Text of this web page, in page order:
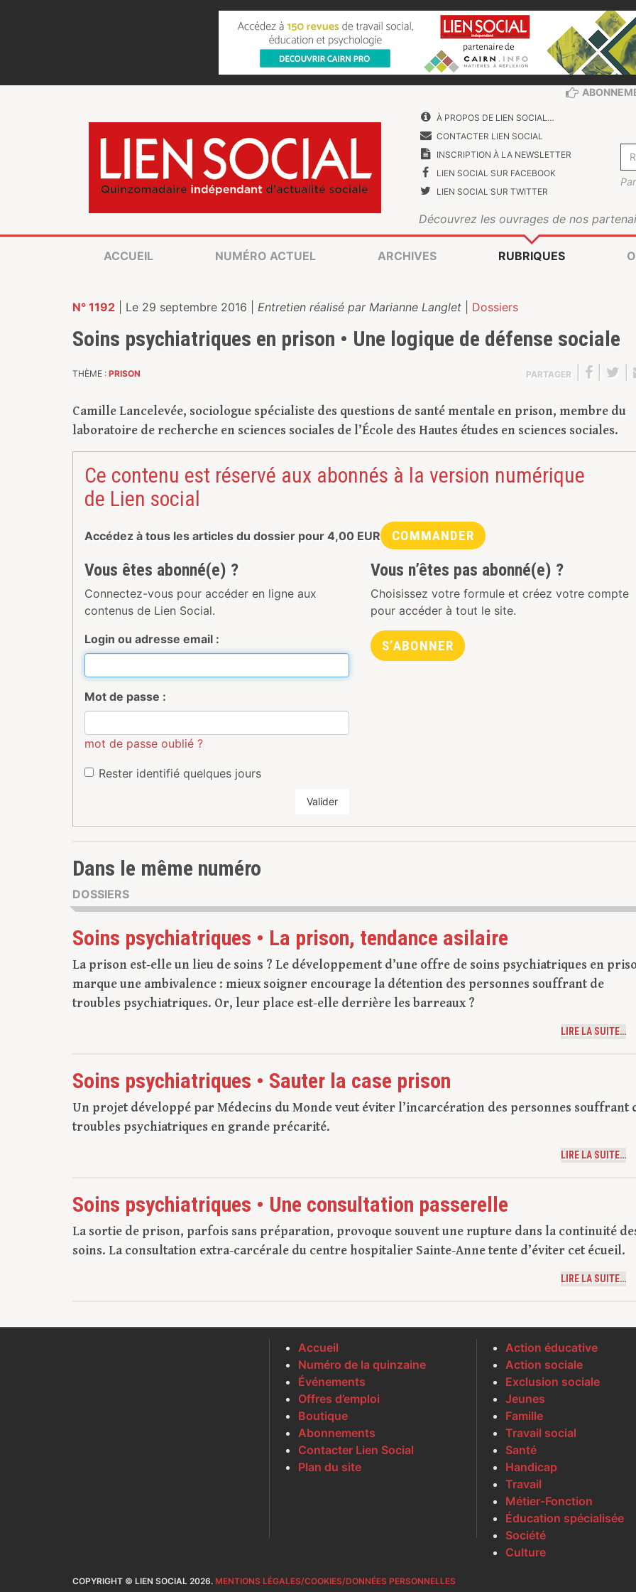
À PROPOS DE LIEN SOCIAL…
CONTACTER LIEN SOCIAL
INSCRIPTION À LA NEWSLETTER
LIEN SOCIAL SUR FACEBOOK
LIEN SOCIAL SUR TWITTER
Découvrez les ouvrages de nos
ACCUEIL NUMÉRO ACTUEL ARCHIVES RUBRIQUES
N° 1192 | Le 29 septembre 2016 | Entretien réalisé par Marianne Langlet Dossiers
Soins psychiatriques en prison • Une logique de défense sociale
THÈME : PRISON PARTAGER
Camille Lancelevée, sociologue spécialiste des questions de santé mentale en prison, membre du
laboratoire de recherche en sciences sociales de l’École des Hautes études en sciences sociales.
Ce contenu est réservé aux abonnés à la version numérique
de Lien social
Accédez à tous les articles du dossier pour 4,00 EUR COMMANDER
Vous êtes abonné(e) ?
Connectez-vous pour accéder en ligne aux
contenus de Lien Social.
Login ou adresse email :
Mot de passe :
mot de passe oublié ?
Rester identifié quelques jours
Valider
Vous n’êtes pas abonné(e) ?
Choisissez votre formule et créez votre compte
pour accéder à tout le site.
S’ABONNER
Dans le même numéro
DOSSIERS
Soins psychiatriques • La prison, tendance asilaire
La prison est-elle un lieu de soins ? Le développement d’une offre de soins psychiatriques en
marque une ambivalence : mieux soigner encourage la détention des personnes souffrant de
troubles psychiatriques. Or, leur place est-elle derrière les barreaux ?
LIRE LA SUITE…
Soins psychiatriques • Sauter la case prison
Un projet développé par Médecins du Monde veut éviter l’incarcération des personnes souffrant
troubles psychiatriques en grande précarité.
LIRE LA SUITE…
Soins psychiatriques • Une consultation passerelle
La sortie de prison, parfois sans préparation, provoque souvent une rupture dans la continuité
soins. La consultation extra-carcérale du centre hospitalier Sainte-Anne tente d’éviter cet écueil.
LIRE LA SUITE…
Accueil
Numéro de la quinzaine
Événements
Offres d’emploi
Boutique
Abonnements
Contacter Lien Social
Plan du site
Action éducative
Action sociale
Exclusion sociale
Jeunes
Famille
Travail social
Santé
Handicap
Travail
Métier-Fonction
Éducation spécialisée
Société
Culture
COPYRIGHT © LIEN SOCIAL 2026. MENTIONS LÉGALES/COOKIES/DONNÉES PERSONNELLES